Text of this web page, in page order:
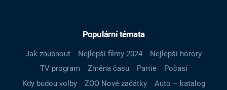
Populární témata
Jak zhubnout Nejlepší filmy 2024
Nejlepší horory
TV program
Změna času Partie
Počasí
Kdy budou volby
ZOO Nové začátky
Auto – katalog